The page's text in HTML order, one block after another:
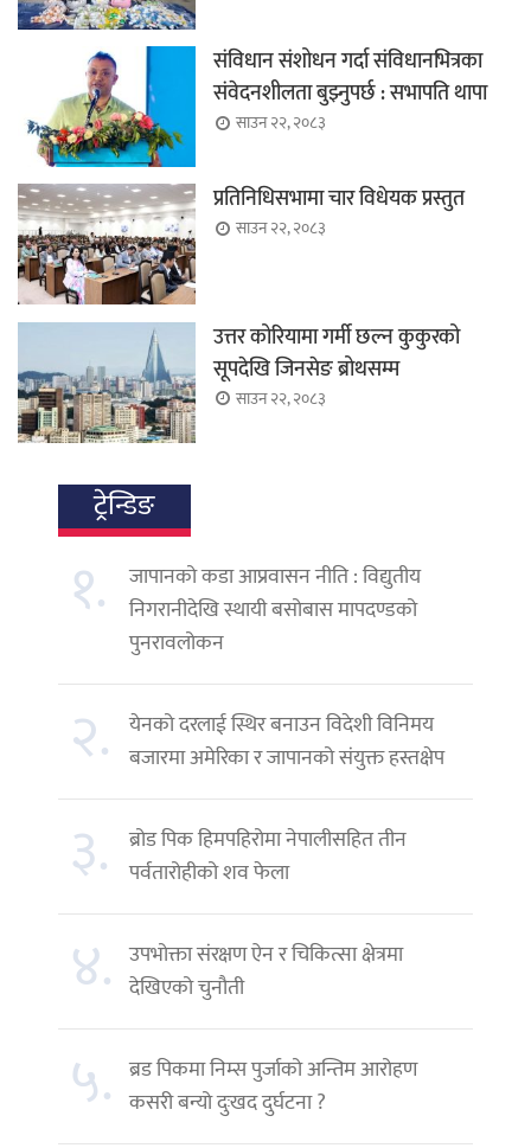
संविधान संशोधन गर्दा संविधानभित्रका
संवेदनशीलता बुझ्नुपर्छ : सभापति थापा
साउन २२, २०८३
प्रतिनिधिसभामा चार विधेयक प्रस्तुत
साउन २२, २०८३
उत्तर कोरियामा गर्मी छल्न कुकुरको
सूपदेखि जिनसेङ ब्रोथसम्म
साउन २२, २०८३
ट्रेन्डिङ
१.
जापानको कडा आप्रवासन नीति : विद्युतीय
निगरानीदेखि स्थायी बसोबास मापदण्डको
पुनरावलोकन
२. येनको दरलाई स्थिर बनाउन विदेशी विनिमय
बजारमा अमेरिका र जापानको संयुक्त हस्तक्षेप
३.
ब्रोड पिक हिमपहिरोमा नेपालीसहित तीन
पर्वतारोहीको शव फेला
४. उपभोक्ता संरक्षण ऐन र चिकित्सा क्षेत्रमा
देखिएको चुनौती
५. ब्रड पिकमा निम्स पुर्जाको अन्तिम आरोहण
कसरी बन्यो दुःखद दुर्घटना ?